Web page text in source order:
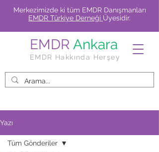
EMDR Ankara
EMDR Hakkında Herşey
Merkezimizde ki tüm EMDR Danışmanları
EMDR Türkiye Derneği Üyesidir.
Yazı
Tüm Gönderiler